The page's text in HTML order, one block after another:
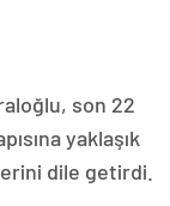
son 22
yaklaşık
dile getirdi.